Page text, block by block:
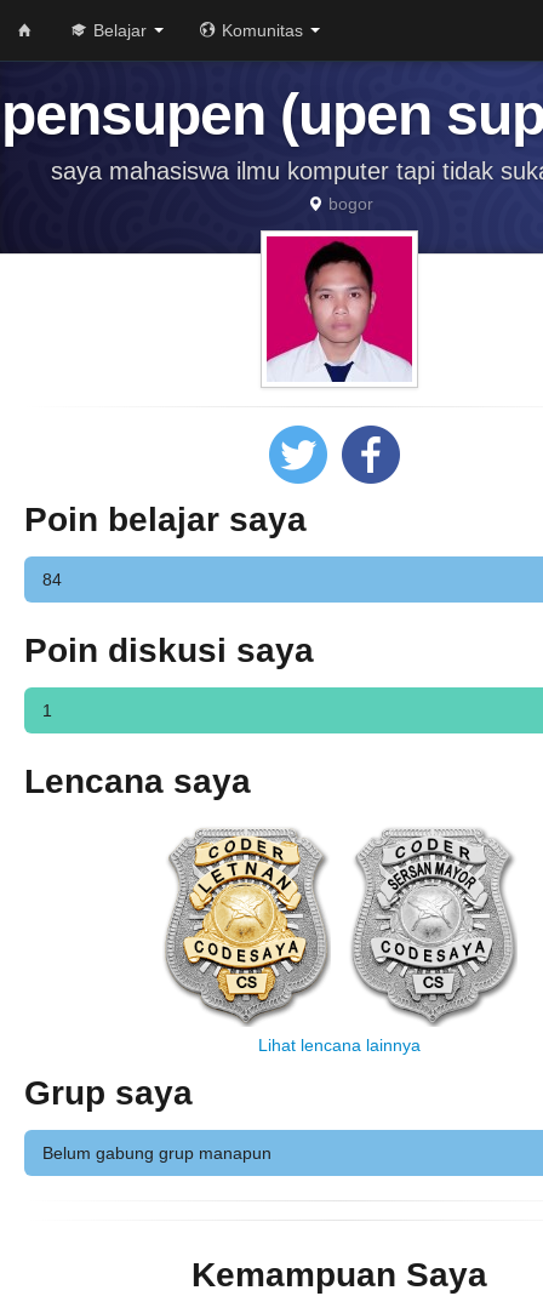
Belajar Komunitas
pensupen (upen
saya mahasiswa ilmu komputer tapi tidak
bogor
Poin belajar saya
84
Poin diskusi saya
1
Lencana saya
Lihat lencana lainnya
Grup saya
Belum gabung grup manapun
Kemampuan Saya